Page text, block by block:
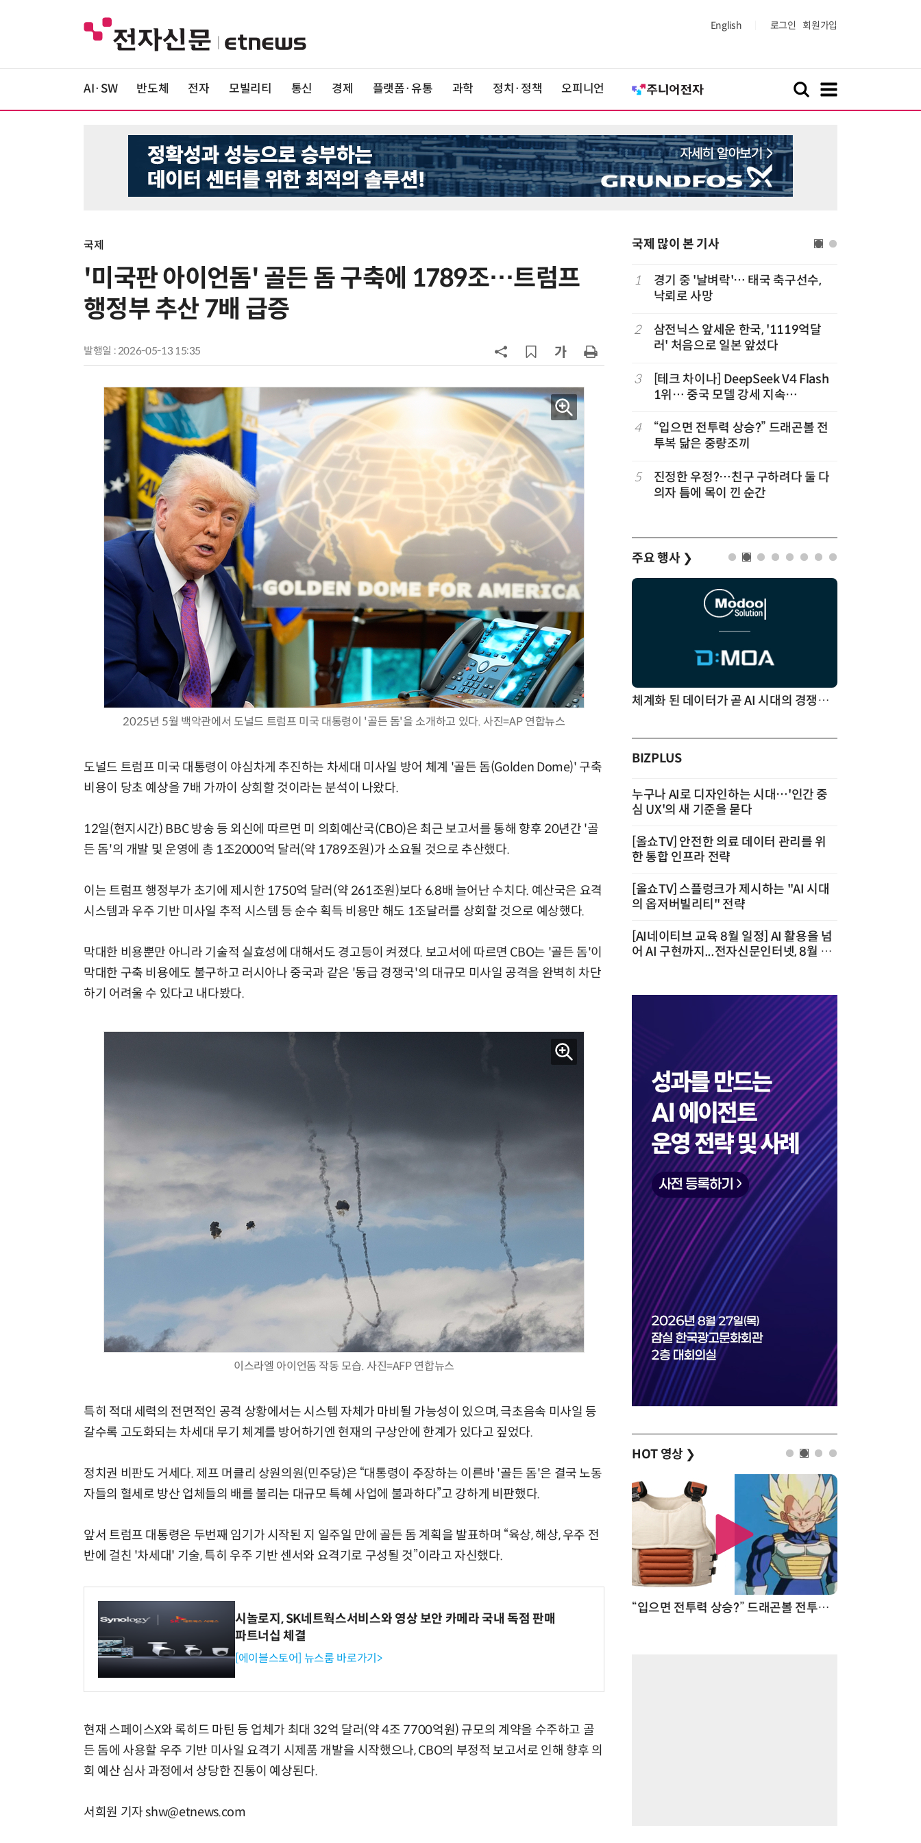
English 로그인 회원가입
AI·SW 반도체 전자 모빌리티 통신 경제 플랫폼·유통 과학 정치·정책 오피니언
국제
'미국판 아이언돔' 골든 돔 구축에 1789조…트럼프
행정부 추산 7배 급증
발행일 : 2026-05-13 15:35
2025년 5월 백악관에서 도널드 트럼프 미국 대통령이 '골든 돔'을 소개하고 있다. 사진=AP 연합뉴스
도널드 트럼프 미국 대통령이 야심차게 추진하는 차세대 미사일 방어 체계 '골든 돔(Golden Dome)' 구축
비용이 당초 예상을 7배 가까이 상회할 것이라는 분석이 나왔다.
12일(현지시간) BBC 방송 등 외신에 따르면 미 의회예산국(CBO)은 최근 보고서를 통해 향후 20년간 '골
든 돔'의 개발 및 운영에 총 1조2000억 달러(약 1789조원)가 소요될 것으로 추산했다.
이는 트럼프 행정부가 초기에 제시한 1750억 달러(약 261조원)보다 6.8배 늘어난 수치다. 예산국은 요격
시스템과 우주 기반 미사일 추적 시스템 등 순수 획득 비용만 해도 1조달러를 상회할 것으로 예상했다.
막대한 비용뿐만 아니라 기술적 실효성에 대해서도 경고등이 켜졌다. 보고서에 따르면 CBO는 '골든 돔'이
막대한 구축 비용에도 불구하고 러시아나 중국과 같은 '동급 경쟁국'의 대규모 미사일 공격을 완벽히 차단
하기 어려울 수 있다고 내다봤다.
이스라엘 아이언돔 작동 모습. 사진=AFP 연합뉴스
특히 적대 세력의 전면적인 공격 상황에서는 시스템 자체가 마비될 가능성이 있으며, 극초음속 미사일 등
갈수록 고도화되는 차세대 무기 체계를 방어하기엔 현재의 구상안에 한계가 있다고 짚었다.
정치권 비판도 거세다. 제프 머클리 상원의원(민주당)은 “대통령이 주장하는 이른바 '골든 돔'은 결국 노동
자들의 혈세로 방산 업체들의 배를 불리는 대규모 특혜 사업에 불과하다”고 강하게 비판했다.
앞서 트럼프 대통령은 두번째 임기가 시작된 지 일주일 만에 골든 돔 계획을 발표하며 “육상, 해상, 우주 전
반에 걸친 '차세대' 기술, 특히 우주 기반 센서와 요격기로 구성될 것”이라고 자신했다.
시놀로지, SK네트웍스서비스와 영상 보안 카메라 국내 독점 판매
파트너십 체결
[에이블스토어] 뉴스룸 바로가기>
현재 스페이스X와 록히드 마틴 등 업체가 최대 32억 달러(약 4조 7700억원) 규모의 계약을 수주하고 골
든 돔에 사용할 우주 기반 미사일 요격기 시제품 개발을 시작했으나, CBO의 부정적 보고서로 인해 향후 의
회 예산 심사 과정에서 상당한 진통이 예상된다.
서희원 기자 shw@etnews.com
국제 많이 본 기사
6
“미국에서 아기 낳아도 시민권 안준
뿍 뿌려먹던 '이 매운소스'는?
식처럼 키워서? '징역 3년' 논란
“균열 가능성 확인” 美, '보잉 737 맥
스' 471대 점검 명령…한국 노선은
괜찮나?
10
“통째로 먹으면 1860㎉”…'버터 먹
방', 심혈관 건강에 최악
1
경기 중 '날벼락'… 태국 축구선수,
낙뢰로 사망
2
삼전닉스 앞세운 한국, '1119억달
러' 처음으로 일본 앞섰다
3
[테크 차이나] DeepSeek V4 Flash
1위… 중국 모델 강세 지속
순위)
4
“입으면 전투력 상승?” 드래곤볼 전
투복 닮은 중량조끼
5
진정한 우정?…친구 구하려다 둘 다
의자 틈에 목이 낀 순간
주요 행사 ❯
AI Native Enterprise를 지원하는 AI Ready Data 플랫폼 활용 전략 체계화 된 데이터가 곧 AI 시대의 경쟁력이다
BIZPLUS
누구나 AI로 디자인하는 시대…'인간 중
심 UX'의 새 기준을 묻다
[올쇼TV] 안전한 의료 데이터 관리를 위
한 통합 인프라 전략
[올쇼TV] 스플렁크가 제시하는 "AI 시대
의 옵저버빌리티" 전략
[AI네이티브 교육 8월 일정] AI 활용을 넘
어 AI 구현까지...전자신문인터넷, 8월 실
HOT 영상 ❯
“입으면 전투력 상승?” 드래곤볼 전투복 닮은 중량조끼